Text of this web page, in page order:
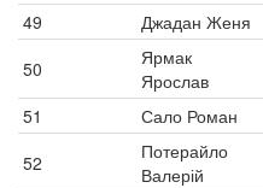
49
Джадан Женя
50
Ярмак
Ярослав
51
Сало Роман
52
Потерайло
Валерій